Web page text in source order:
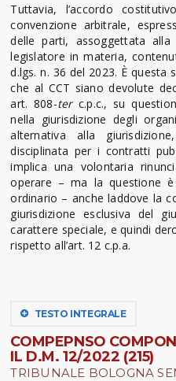
Tuttavia, l’accordo
convenzione arbitrale,
delle parti, assoggettata
legislatore in materia,
d.lgs. n. 36 del 2023. È questa
che al CCT siano devolute
art. 808-terc.p.c., su
nella giurisdizione degli
alternativa alla
disciplinata per i contratti
implica una volontaria
operare – ma la questione
ordinario – anche laddove la
giurisdizione esclusiva del
carattere speciale, e quindi
rispetto all’art. 12 c.p.a.
TESTO INTEGRALE
COMPEPNSO
IL D.M. 12/2022 (215)
TRIBUNALE BOLOGNA